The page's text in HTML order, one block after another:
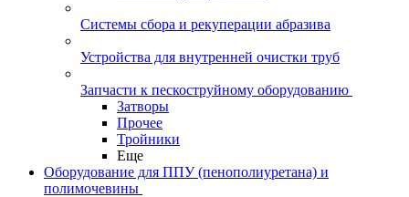
Системы сбора и рекуперации абразива
Устройства для внутренней очистки труб
Запчасти к пескоструйному оборудованию
Затворы
Прочее
Тройники
Еще
Оборудование для ППУ (пенополиуретана) и
полимочевины